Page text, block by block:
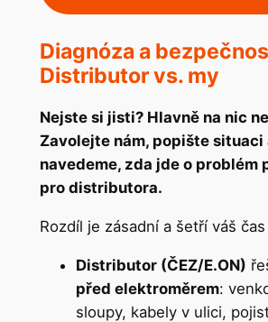
Diagnóza a
Distributor vs. my
Nejste si jisti? Hlavně na nic
Zavolejte nám, popište situaci
navedeme, zda jde o problém
pro distributora.
Rozdíl je zásadní a šetří váš
Distributor (ČEZ/E.ON)
před elektroměrem:
sloupy, kabely v ulici,